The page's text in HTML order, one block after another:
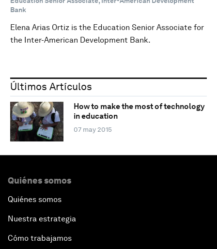
Bank
Elena Arias Ortiz is the Education Senior Associate for
the Inter-American Development Bank.
Últimos Artículos
How to make the most of technology
in education
07 may 2015
Quiénes somos
Quiénes somos
Nuestra estrategia
Cómo trabajamos